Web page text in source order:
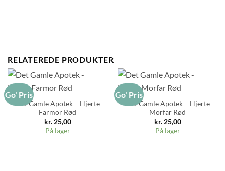
RELATEREDE PRODUKTER
Go' Pris
Det Gamle Apotek – Hjerte
Farmor Rød
kr.25,00
På lager
Go' Pris
Det Gamle Apotek – Hjerte
Morfar Rød
kr.25,00
På lager